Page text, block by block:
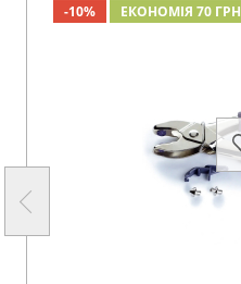
-10% ЕКОНОМІЯ 70 ГРН